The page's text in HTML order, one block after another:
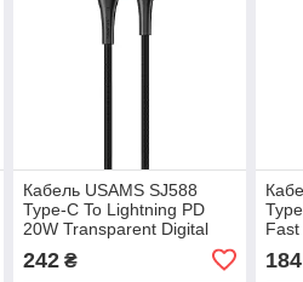
Кабель USAMS SJ588
Type-C To Lightning PD
20W Transparent Digital
Series 1.2M B
242₴ 184